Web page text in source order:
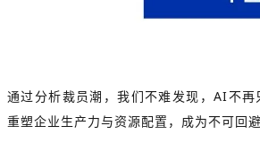
通过分析裁员潮，我们不难发现，AI不
重塑企业生产力与资源配置，成为不可回